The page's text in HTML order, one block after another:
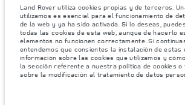
accesorios, por lo que se producen modificaciones de
previo aviso. Según el modelo, algunas funciones
vendrán incluidas de serie. La información, las
y los colores que aparecen en esta página web se
especificaciones europeas. Estos pueden variar en
pueden ser modificados sin previo aviso. Algunos
equipamiento opcional y accesorios originales que
disponibles en todos los mercados. Ponte en contacto
local para consultar disponibilidad y precios.
Land Rover utiliza cookies propias y de terceros.
utilizamos es esencial para el funcionamiento de
de la web y ya ha sido activada. Si lo deseas,
todas las cookies de esta web, aunque de hacerlo
elementos no funcionen correctamente. Si
entendemos que consientes la instalación de estas
información sobre las cookies que utilizamos y
la sección referente a nuestra política de cookies o
sobre la modificación al tratamiento de datos